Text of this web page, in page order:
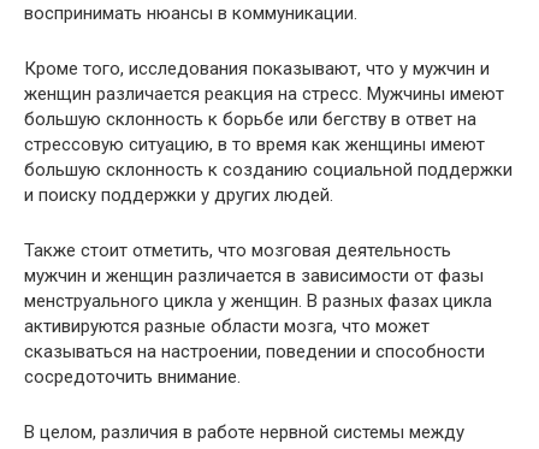
воспринимать нюансы в коммуникации.
Кроме того, исследования показывают, что у мужчин и
женщин различается реакция на стресс. Мужчины имеют
большую склонность к борьбе или бегству в ответ на
стрессовую ситуацию, в то время как женщины имеют
большую склонность к созданию социальной поддержки
и поиску поддержки у других людей.
Также стоит отметить, что мозговая деятельность
мужчин и женщин различается в зависимости от фазы
менструального цикла у женщин. В разных фазах цикла
активируются разные области мозга, что может
сказываться на настроении, поведении и способности
сосредоточить внимание.
В целом, различия в работе нервной системы между